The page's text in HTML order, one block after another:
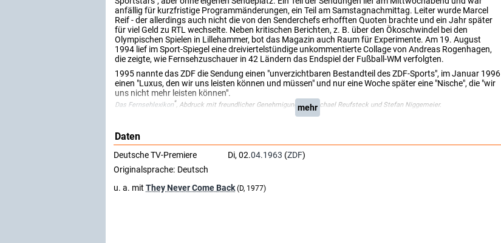
anfällig für kurzfristige Programmänderungen, ein Teil am Samstagnachmittag. Leiter wurde Marcel
Reif - der allerdings auch nicht die von den Senderchefs erhofften Quoten brachte und ein Jahr später
für viel Geld zu RTL wechselte. Neben kritischen Berichten, z. B. über den Ökoschwindel bei den
Olympischen Spielen in Lillehammer, bot das Magazin auch Raum für Experimente. Am 19. August
1994 lief im Sport-Spiegel eine dreiviertelstündige unkommentierte Collage von Andreas Rogenhagen,
die zeigte, wie Fernsehzuschauer in 42 Ländern das Endspiel der Fußball-WM verfolgten.
1995 nannte das ZDF die Sendung einen "unverzichtbaren Bestandteil des ZDF-Sports", im Januar 1996
einen "Luxus, den wir uns leisten können und müssen" und nur eine Woche später eine "Nische", die "wir
uns nicht mehr leisten können".
Das Fernsehlexikon*, Abdruck mit freundlicher Genehmigung von Michael Reufsteck und Stefan Niggemeier.
mehr
Daten
Deutsche TV-Premiere Di, 02.04.1963 (ZDF)
Originalsprache: Deutsch
u. a. mit They Never Come Back (D, 1977)